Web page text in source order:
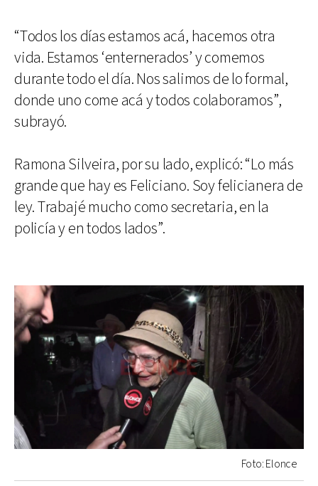
“Todos los días estamos acá, hacemos otra
vida. Estamos ‘enternerados’ y comemos
durante todo el día. Nos salimos de lo formal,
donde uno come acá y todos colaboramos”,
subrayó.
Ramona Silveira, por su lado, explicó: “Lo más
grande que hay es Feliciano. Soy felicianera de
ley. Trabajé mucho como secretaria, en la
policía y en todos lados”.
Foto: Elonce